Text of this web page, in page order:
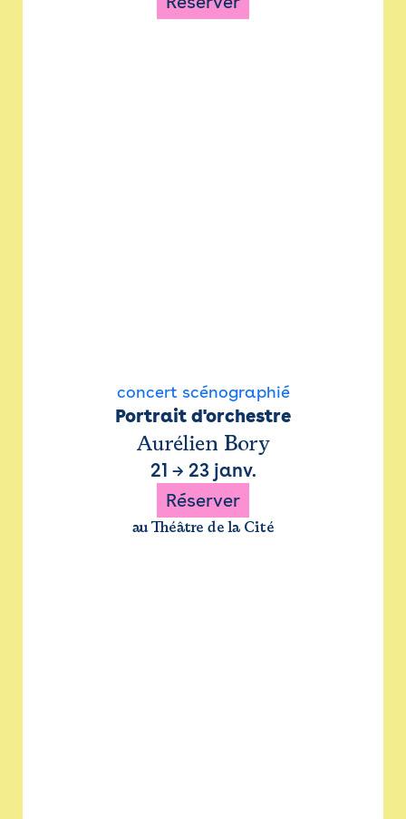
concert scénographié
Portrait d'orchestre
Aurélien Bory
21 → 23 janv.
Réserver
au Théâtre de la Cité